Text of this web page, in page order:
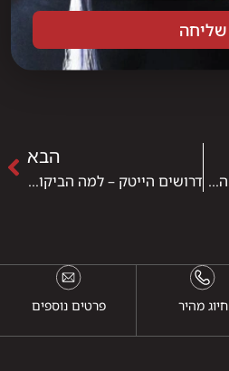
שליחה
מה זה הייטק – להבין את העולם שכל ישראלי רוצה להיכנס אליו
הבא
דרושים הייטק – למה הביקוש רק גדל ואיך נכנסים למשרות המבוקשות ביותר בישראל
חיוג מהיר פרטים נוספים